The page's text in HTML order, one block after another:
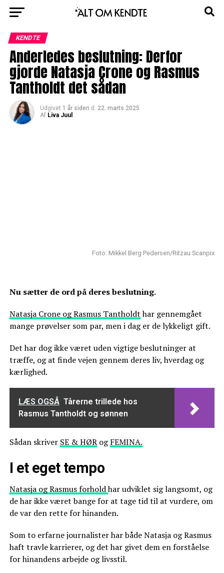
KENDTE
Anderledes beslutning: Derfor
gjorde Natasja Crone og Rasmus
Tantholdt det sådan
Udgivet 1 år siden d. 22. marts 2025
Af Liva Juul
Foto: Mikkel Berg Pedersen/Ritzau Scanpix
Nu sætter de ord på deres beslutning.
Natasja Crone og Rasmus Tantholdthar gennemgået
mange prøvelser som par, men i dag er de lykkeligt gift.
Det har dog ikke været uden vigtige beslutninger at
træffe, og at finde vejen gennem deres liv, hverdag og
kærlighed.
LÆS OGSÅ Tårerne trillede hos
Rasmus Tantholdt og sønnen
Sådan skriver SE & HØRogFEMINA.
I et eget tempo
Natasja og Rasmus forholdhar udviklet sig langsomt, og
de har ikke været bange for at tage tid til at vurdere, om
de var den rette for hinanden.
Som to erfarne journalister har både Natasja og Rasmus
haft travle karrierer, og det har givet dem en forståelse
for hinandens arbejde og livsstil.